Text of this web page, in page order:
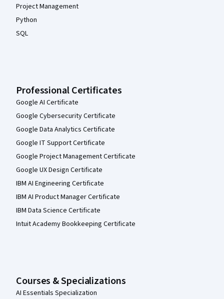
Project Management
Python
SQL
Professional Certificates
Google AI Certificate
Google Cybersecurity Certificate
Google Data Analytics Certificate
Google IT Support Certificate
Google Project Management Certificate
Google UX Design Certificate
IBM AI Engineering Certificate
IBM AI Product Manager Certificate
IBM Data Science Certificate
Intuit Academy Bookkeeping Certificate
Courses & Specializations
AI Essentials Specialization